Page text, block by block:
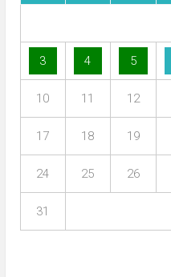
3 4 5
10 11 12
17 18 19
24 25 26
31